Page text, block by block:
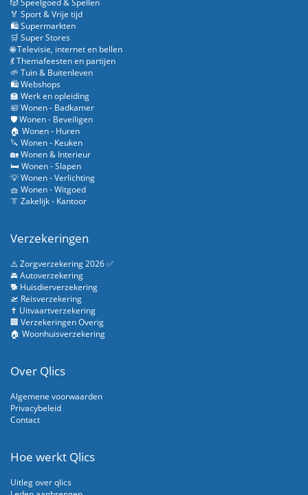
🎲 Speelgoed & Spellen
🏅 Sport & Vrije tijd
🛍️ Supermarkten
🛒 Super Stores
🌐 Televisie, internet en bellen
💃 Themafeesten en partijen
🌱 Tuin & Buitenleven
🛍️ Webshops
🏫 Werk en opleiding
🛀 Wonen - Badkamer
🛡️ Wonen - Beveiligen
🏠 Wonen - Huren
🔪 Wonen - Keuken
🏡 Wonen & Interieur
🛏️ Wonen - Slapen
💡 Wonen - Verlichting
🧺 Wonen - Witgoed
👔 Zakelijk - Kantoor
Verzekeringen
⚠️ Zorgverzekering 2026 ✅
🚘 Autoverzekering
🐕 Huisdierverzekering
🛫 Reisverzekering
✝️ Uitvaartverzekering
🏢 Verzekeringen Overig
🏠 Woonhuisverzekering
Over Qlics
Algemene voorwaarden
Privacybeleid
Contact
Hoe werkt Qlics
Uitleg over qlics